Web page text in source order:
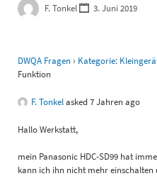
F. Tonkel 3. Juni 2019
DWQA Fragen › Kategorie:
Funktion
F. Tonkelasked 7 Jahren ago
Hallo Werkstatt,
mein Panasonic HDC-SD99 hat
kann ich ihn nicht mehr